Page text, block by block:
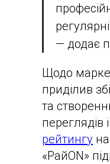
— додає
Щодо
приділив
та
переглядів
рейтингу
«РайON»